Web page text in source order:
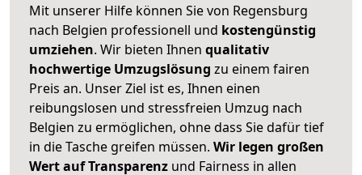
Mit unserer Hilfe können Sie von Regensburg
nach Belgien professionell und kostengünstig
umziehen. Wir bieten Ihnen qualitativ
hochwertige Umzugslösung zu einem fairen
Preis an. Unser Ziel ist es, Ihnen einen
reibungslosen und stressfreien Umzug nach
Belgien zu ermöglichen, ohne dass Sie dafür tief
in die Tasche greifen müssen. Wir legen großen
Wert auf Transparenz und Fairness in allen